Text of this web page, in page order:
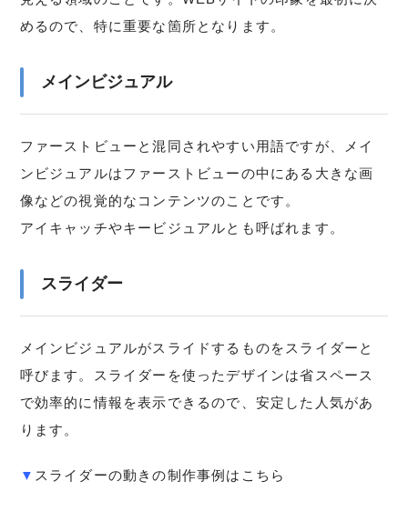
めるので、特に重要な箇所となります。
メインビジュアル
ファーストビューと混同されやすい用語ですが、メイ
ンビジュアルはファーストビューの中にある大きな画
像などの視覚的なコンテンツのことです。
アイキャッチやキービジュアルとも呼ばれます。
スライダー
メインビジュアルがスライドするものをスライダーと
呼びます。スライダーを使ったデザインは省スペース
で効率的に情報を表示できるので、安定した人気があ
ります。
▼ スライダーの動きの制作事例はこちら